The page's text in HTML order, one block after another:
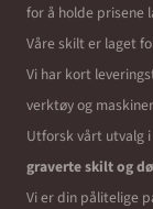
for å holde prisene
Våre skilt er laget
Vi har kort
verktøy og
Utforsk vårt utvalg
graverte skilt og
Vi er din pålitelige